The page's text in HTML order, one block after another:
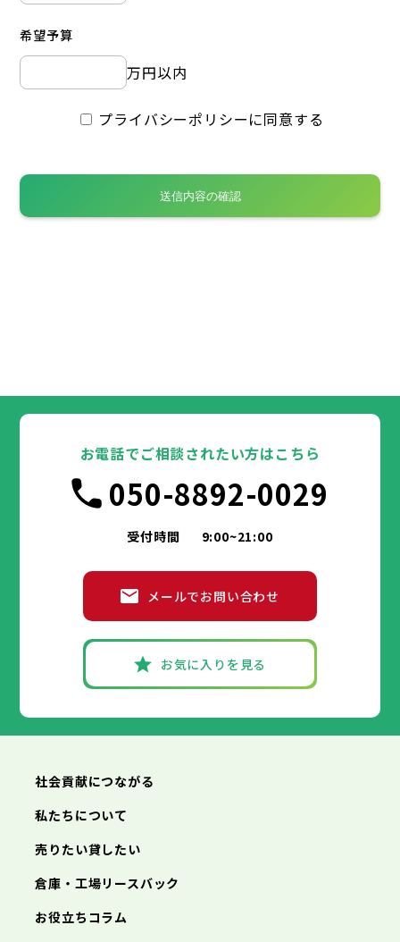
希望予算
万円以内
プライバシーポリシーに同意する
お電話でご相談されたい方はこちら
050-8892-0029
受付時間 9:00~21:00
メールでお問い合わせ
お気に入りを見る
社会貢献につながる
私たちについて
売りたい貸したい
倉庫・工場リースバック
お役立ちコラム